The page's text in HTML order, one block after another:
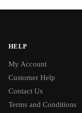
HELP
My Account
Customer Help
Contact Us
Terms and Conditions